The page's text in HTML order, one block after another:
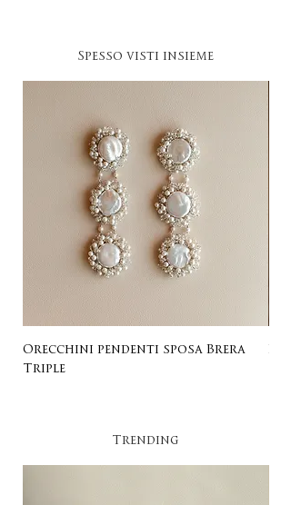
Spesso visti insieme
Orecchini pendenti sposa Brera
Triple
Trending​